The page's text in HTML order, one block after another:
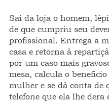
Sai da loja o homem,
de que cumpriu seu
profissional. Entrega a
casa e retorna à
por um caso mais
mesa, calcula o
mulher e se dá conta de
telefone que ela lhe dera